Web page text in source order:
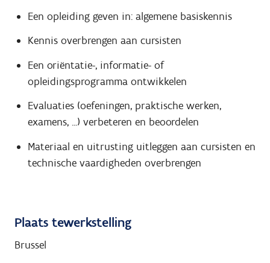
Een opleiding geven in: algemene basiskennis
Kennis overbrengen aan cursisten
Een oriëntatie-, informatie- of
opleidingsprogramma ontwikkelen
Evaluaties (oefeningen, praktische werken,
examens, ...) verbeteren en beoordelen
Materiaal en uitrusting uitleggen aan cursisten en
technische vaardigheden overbrengen
Plaats tewerkstelling
Brussel